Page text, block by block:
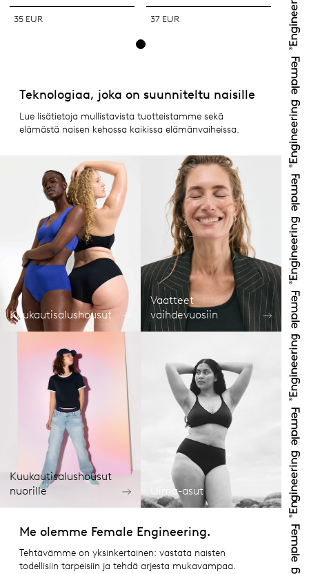
35 EUR 37 EUR
Teknologiaa, joka on suunniteltu naisille
Lue lisätietoja mullistavista tuotteistamme sekä
elämästä naisen kehossa kaikissa elämänvaiheissa.
Kuukautisalushousut
Vaatteet
vaihdevuosiin
Kuukautisalushousut
nuorille
Uima-asut
Me olemme Female Engineering.
Tehtävämme on yksinkertainen: vastata naisten
todellisiin tarpeisiin ja tehdä arjesta mukavampaa.